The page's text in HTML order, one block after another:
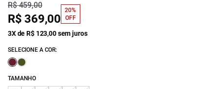
R$ 459,00
R$ 369,00
20%
OFF
3X de R$ 123,00 sem juros
SELECIONE A COR:
TAMANHO